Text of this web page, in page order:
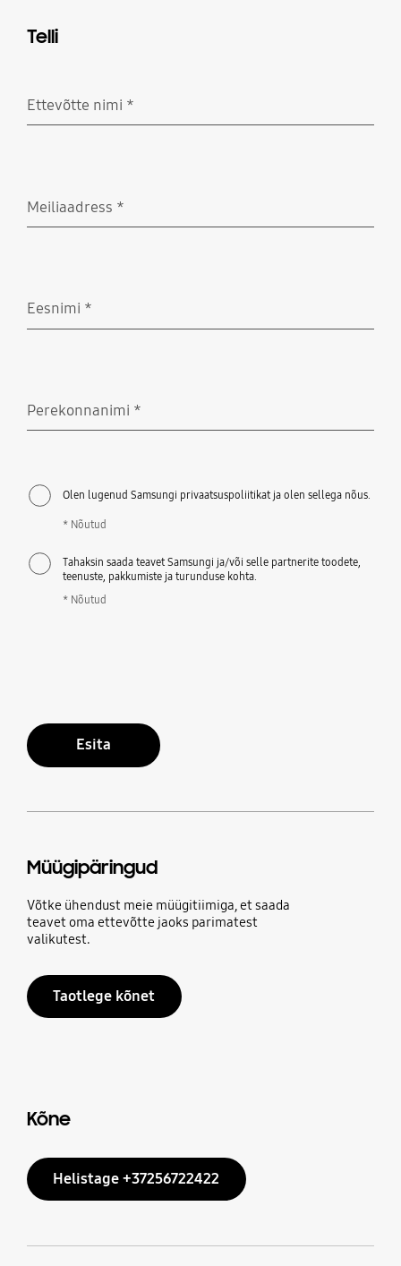
Telli
Ettevõtte nimi *
Meiliaadress *
Eesnimi *
Perekonnanimi *
Olen lugenud Samsungi privaatsuspoliitikat ja olen sellega nõus.
* Nõutud
Tahaksin saada teavet Samsungi ja/või selle partnerite toodete,
teenuste, pakkumiste ja turunduse kohta.
* Nõutud
Esita
Müügipäringud
Võtke ühendust meie müügitiimiga, et saada
teavet oma ettevõtte jaoks parimatest
valikutest.
Taotlege kõnet
Kõne
Helistage +37256722422